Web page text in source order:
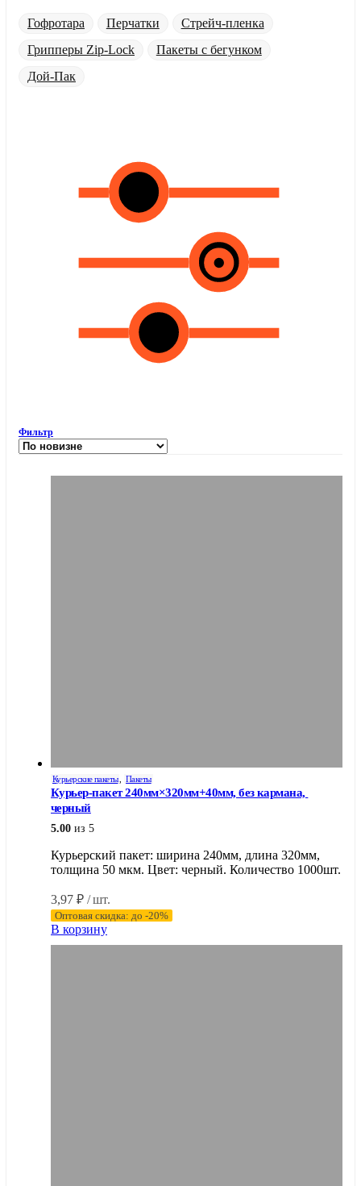
Гофротара Перчатки
Стрейч-пленка
Грипперы Zip-Lock
Пакеты с бегунком
Дой-Пак
Фильтр
Курьерские пакеты, Пакеты
Курьер-пакет 240мм×320мм+40мм, без кармана,
черный
5.00 из 5
Курьерский пакет: ширина 240мм, длина 320мм,
толщина 50 мкм. Цвет: черный. Количество 1000шт.
3,97 ₽ / шт.
Оптовая скидка: до -20%
В корзину